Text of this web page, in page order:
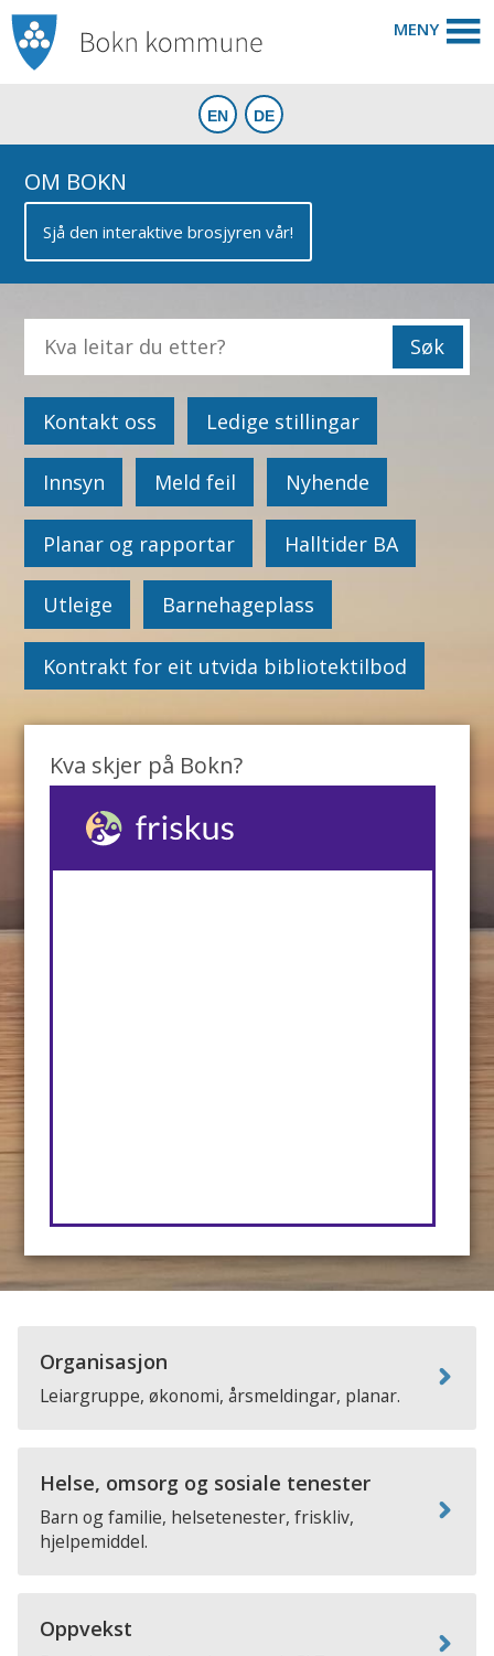
MENY
OM BOKN
Sjå den interaktive brosjyren vår!
Kontakt oss Ledige stillingar
Innsyn Meld feil Nyhende
Planar og rapportar Halltider BA
Utleige Barnehageplass
Kontrakt for eit utvida bibliotektilbod
Kva skjer på Bokn?
Organisasjon
Leiargruppe, økonomi, årsmeldingar, planar.
Helse, omsorg og sosiale tenester
Barn og familie, helsetenester, friskliv,
hjelpemiddel.
Oppvekst